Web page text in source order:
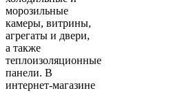
морозильные
камеры, витрины,
агрегаты и двери,
а также
теплоизоляционные
панели. В
интернет-магазине